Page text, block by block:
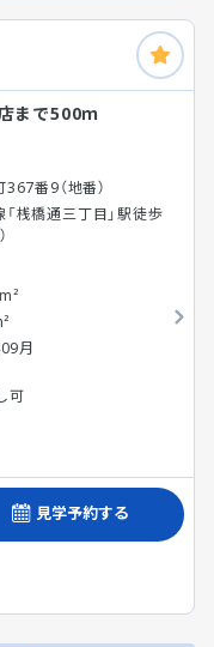
まで500ｍ
番9（地番）
桟橋通三丁目」駅徒歩
月
可
見学予約する